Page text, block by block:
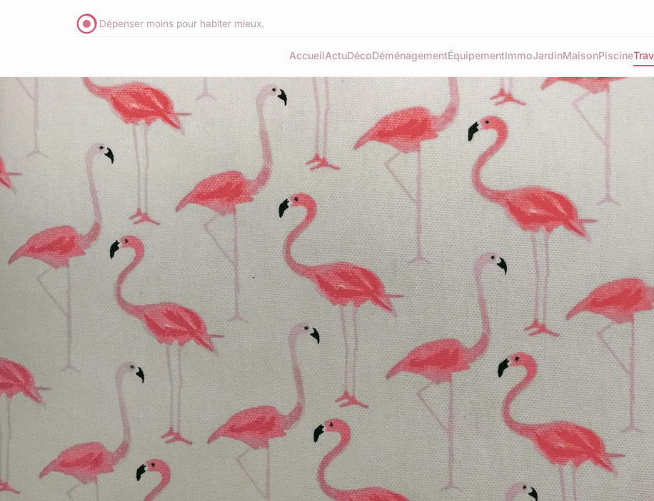
Dépenser moins pour habiter mieux.
AccueilActuDécoDéménagementÉquipementImmoJardinMaisonPiscine